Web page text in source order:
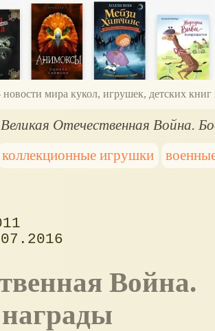
мира кукол, игрушек, детских
Великая Отечественная Война.
коллекционные игрушки
Война.